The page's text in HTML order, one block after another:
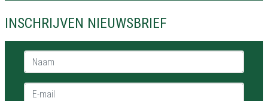
INSCHRIJVEN NIEUWSBRIEF
Naam *
E-mail *